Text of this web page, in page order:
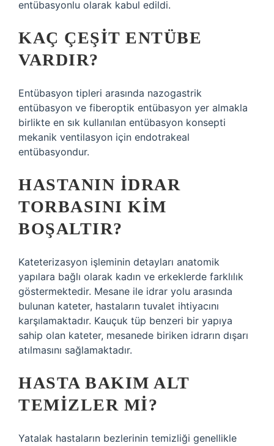
entübasyonlu olarak kabul edildi.
KAÇ ÇEŞIT ENTÜBE
VARDIR?
Entübasyon tipleri arasında nazogastrik
entübasyon ve fiberoptik entübasyon yer almakla
birlikte en sık kullanılan entübasyon konsepti
mekanik ventilasyon için endotrakeal
entübasyondur.
HASTANIN IDRAR
TORBASINI KIM
BOŞALTIR?
Kateterizasyon işleminin detayları anatomik
yapılara bağlı olarak kadın ve erkeklerde farklılık
göstermektedir. Mesane ile idrar yolu arasında
bulunan kateter, hastaların tuvalet ihtiyacını
karşılamaktadır. Kauçuk tüp benzeri bir yapıya
sahip olan kateter, mesanede biriken idrarın dışarı
atılmasını sağlamaktadır.
HASTA BAKIM ALT
TEMIZLER MI?
Yatalak hastaların bezlerinin temizliği genellikle